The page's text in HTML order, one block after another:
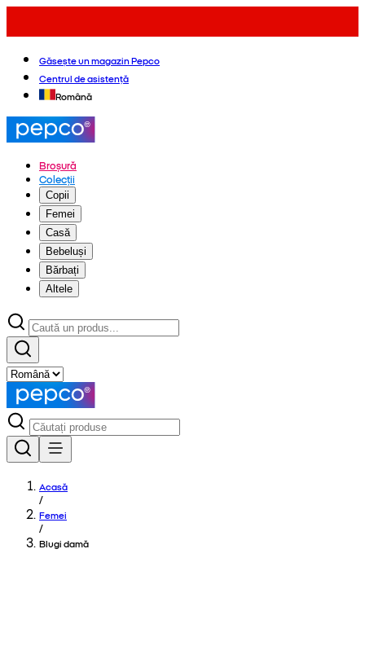
Găsește un magazin Pepco
Centrul de asistență
Română
Broșură
Colecții
Copii
Femei
Casă
Bebeluși
Bărbați
Altele
Acasă
/
Femei
/
Blugi damă